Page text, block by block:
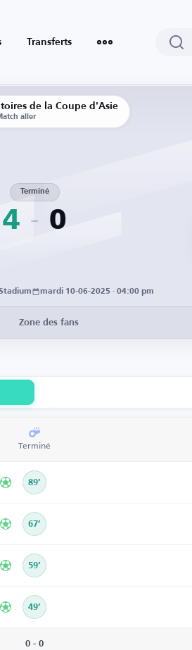
Transferts
de la Coupe d'Asie
aller
4
Terminé
0
mardi 10-06-2025 · 04:00 pm
Zone des fans
Terminé
89’
67’
59’
49’
0 - 0